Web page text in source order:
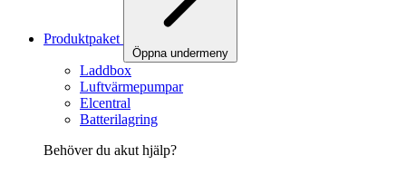
Produktpaket
Öppna undermeny
Laddbox
Luftvärmepumpar
Elcentral
Batterilagring
Behöver du akut hjälp?